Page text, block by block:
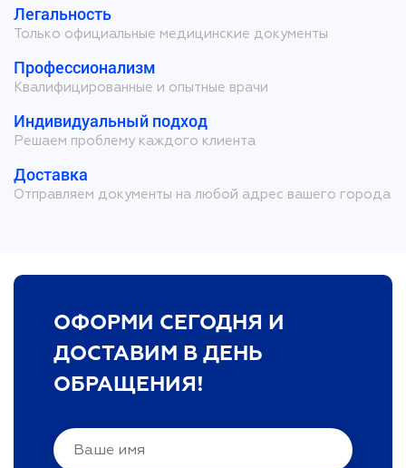
Легальность
Только официальные медицинские документы
Профессионализм
Квалифицированные и опытные врачи
Индивидуальный подход
Решаем проблему каждого клиента
Доставка
Отправляем документы на любой адрес вашего города
ОФОРМИ СЕГОДНЯ И
ДОСТАВИМ В ДЕНЬ
ОБРАЩЕНИЯ!